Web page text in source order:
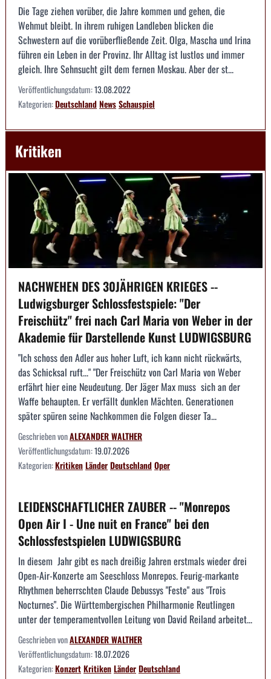
Die Tage ziehen vorüber, die Jahre kommen und gehen, die
Wehmut bleibt. In ihrem ruhigen Landleben blicken die
Schwestern auf die vorüberfließende Zeit. Olga, Mascha und Irina
führen ein Leben in der Provinz. Ihr Alltag ist lustlos und immer
gleich. Ihre Sehnsucht gilt dem fernen Moskau. Aber der st...
Veröffentlichungsdatum:13.08.2022
Kategorien:DeutschlandNewsSchauspiel
Kritiken
NACHWEHEN DES 30JÄHRIGEN KRIEGES --
Ludwigsburger Schlossfestspiele: "Der
Freischütz" frei nach Carl Maria von Weber in der
Akademie für Darstellende Kunst LUDWIGSBURG
"Ich schoss den Adler aus hoher Luft, ich kann nicht rückwärts,
das Schicksal ruft..." "Der Freischütz von Carl Maria von Weber
erfährt hier eine Neudeutung. Der Jäger Max muss sich an der
Waffe behaupten. Er verfällt dunklen Mächten. Generationen
später spüren seine Nachkommen die Folgen dieser Ta...
Geschrieben vonALEXANDER WALTHER
Veröffentlichungsdatum:19.07.2026
Kategorien:KritikenLänderDeutschlandOper
LEIDENSCHAFTLICHER ZAUBER -- "Monrepos
Open Air I - Une nuit en France" bei den
Schlossfestspielen LUDWIGSBURG
In diesem Jahr gibt es nach dreißig Jahren erstmals wieder drei
Open-Air-Konzerte am Seeschloss Monrepos. Feurig-markante
Rhythmen beherrschten Claude Debussys "Feste" aus "Trois
Nocturnes". Die Württembergischen Philharmonie Reutlingen
unter der temperamentvollen Leitung von David Reiland arbeitet...
Geschrieben vonALEXANDER WALTHER
Veröffentlichungsdatum:18.07.2026
Kategorien:KonzertKritikenLänderDeutschland